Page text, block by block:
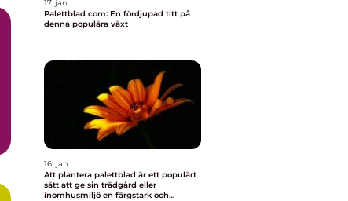
17. jan
Palettblad com: En fördjupad titt på
denna populära växt
16. jan
Att plantera palettblad är ett populärt
sätt att ge sin trädgård eller
inomhusmiljö en färgstark och